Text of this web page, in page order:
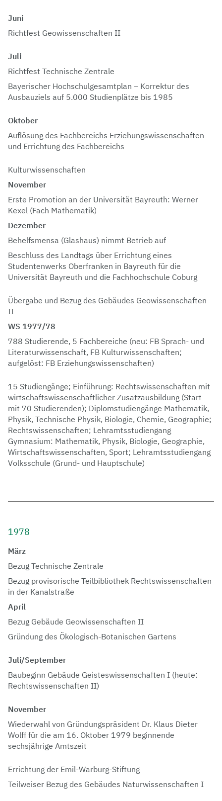
Juni
Richtfest Geowissenschaften II
Juli
Richtfest Technische Zentrale
Bayerischer Hochschulgesamtplan – Korrektur des
Ausbauziels auf 5.000 Studienplätze bis 1985
Oktober
Auflösung des Fachbereichs Erziehungswissenschaften
und Errichtung des Fachbereichs
Kulturwissenschaften
November
Erste Promotion an der Universität Bayreuth: Werner
Kexel (Fach Mathematik)
Dezember
Behelfsmensa (Glashaus) nimmt Betrieb auf
Beschluss des Landtags über Errichtung eines
Studentenwerks Oberfranken in Bayreuth für die
Universität Bayreuth und die Fachhochschule Coburg
Übergabe und Bezug des Gebäudes Geowissenschaften
II
WS 1977/78
788 Studierende, 5 Fachbereiche (neu: FB Sprach- und
Literaturwissenschaft, FB Kulturwissenschaften;
aufgelöst: FB Erziehungswissenschaften)
15 Studiengänge; Einführung: Rechtswissenschaften mit
wirtschaftswissenschaftlicher Zusatzausbildung (Start
mit 70 Studierenden); Diplomstudiengänge Mathematik,
Physik, Technische Physik, Biologie, Chemie, Geographie;
Rechtswissenschaften; Lehramtsstudiengang
Gymnasium: Mathematik, Physik, Biologie, Geographie,
Wirtschaftswissenschaften, Sport; Lehramtsstudiengang
Volksschule (Grund- und Hauptschule)
1978
März
Bezug Technische Zentrale
Bezug provisorische Teilbibliothek Rechtswissenschaften
in der Kanalstraße
April
Bezug Gebäude Geowissenschaften II
Gründung des Ökologisch-Botanischen Gartens
Juli/September
Baubeginn Gebäude Geisteswissenschaften I (heute:
Rechtswissenschaften II)
November
Wiederwahl von Gründungspräsident Dr. Klaus Dieter
Wolff für die am 16. Oktober 1979 beginnende
sechsjährige Amtszeit
Errichtung der Emil-Warburg-Stiftung
Teilweiser Bezug des Gebäudes Naturwissenschaften I